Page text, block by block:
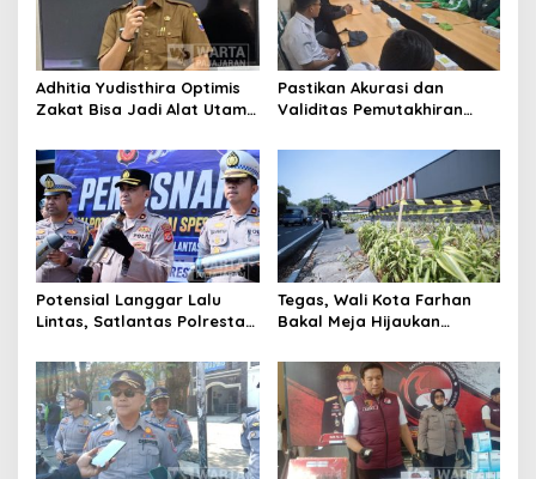
Adhitia Yudisthira Optimis
Zakat Bisa Jadi Alat Utama
Kota Cimahi
Pastikan Akurasi dan
Validitas Pemutakhiran
Cimahi Lakukan
Potensial Langgar Lalu
Lintas, Satlantas Polresta
Motor Berknalpot Brong
Tegas, Wali Kota Farhan
Bakal Meja Hijaukan
Riau